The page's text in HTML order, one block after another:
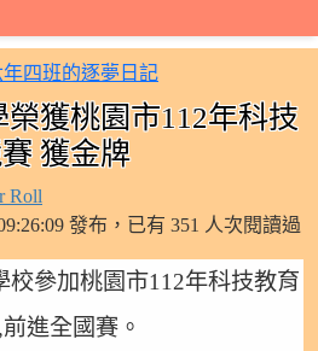
獲桃園市112年科技
獲金牌
Roll
發布，已有 351 人次閱讀過
校參加桃園市112年科技教育
進全國賽。